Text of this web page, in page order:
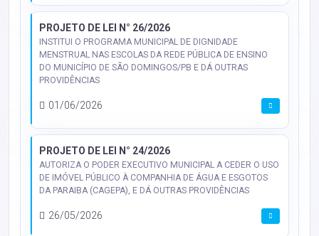
PROJETO DE LEI N° 26/2026
INSTITUI O PROGRAMA MUNICIPAL DE DIGNIDADE
MENSTRUAL NAS ESCOLAS DA REDE PÚBLICA DE ENSINO
DO MUNICÍPIO DE SÃO DOMINGOS/PB E DÁ OUTRAS
PROVIDÊNCIAS
01/06/2026
PROJETO DE LEI N° 24/2026
AUTORIZA O PODER EXECUTIVO MUNICIPAL A CEDER O USO
DE IMÓVEL PÚBLICO À COMPANHIA DE ÁGUA E ESGOTOS
DA PARAIBA (CAGEPA), E DÁ OUTRAS PROVIDÊNCIAS
26/05/2026